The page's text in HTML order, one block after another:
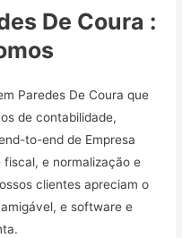
De Coura :
Paredes De Coura que
de contabilidade,
to-end de Empresa
e normalização e
clientes apreciam o
e software e